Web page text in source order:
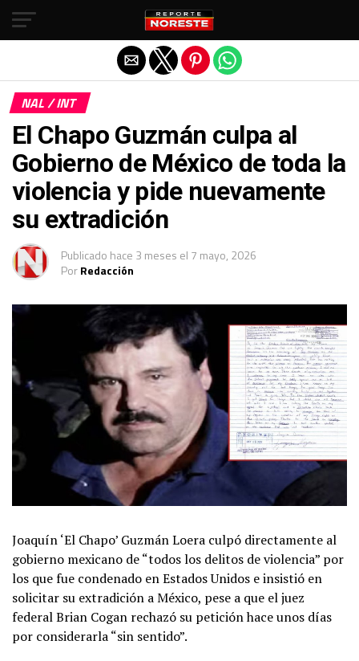
NAL / INT
El Chapo Guzmán culpa al
Gobierno de México de toda la
violencia y pide nuevamente
su extradición
Publicado hace 3 meses el 7 mayo, 2026
PorRedacción
Joaquín ‘El Chapo’ Guzmán Loera culpó directamente al
gobierno mexicano de “todos los delitos de violencia” por
los que fue condenado en Estados Unidos e insistió en
solicitar su extradición a México, pese a que el juez
federal Brian Cogan rechazó su petición hace unos días
por considerarla “sin sentido”.
Salir de la versión móvil